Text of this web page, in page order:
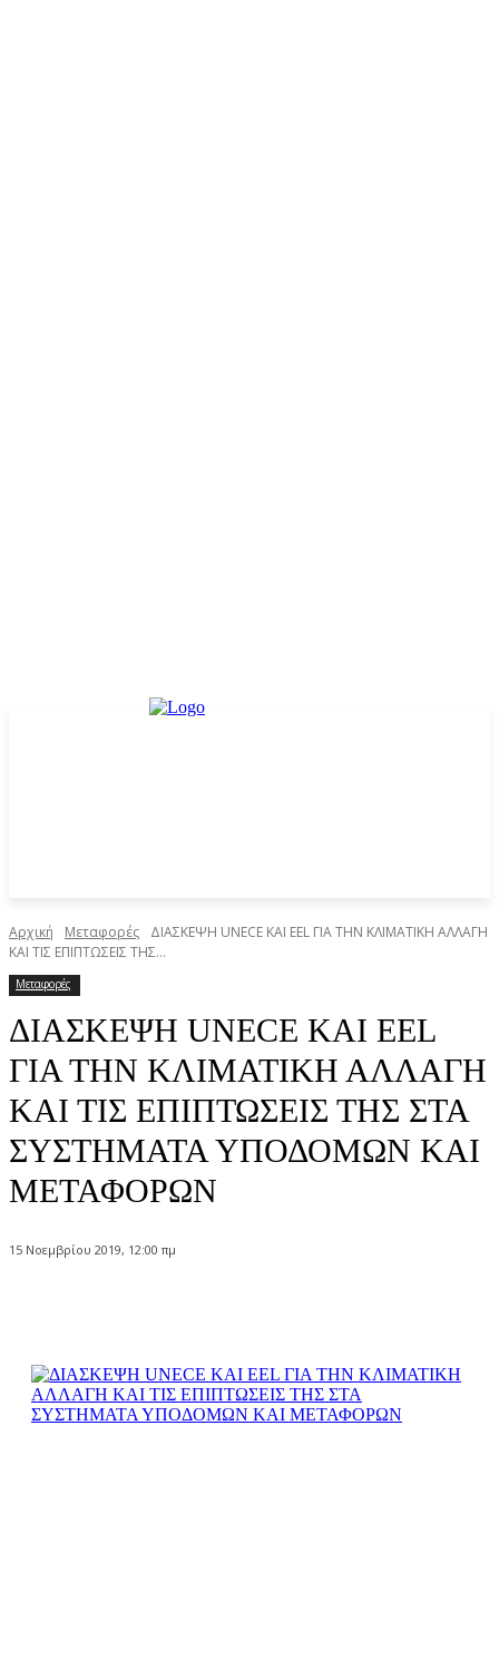
Αρχική Μεταφορές
ΔΙΑΣΚΕΨΗ UNECE ΚΑΙ EEL ΓΙΑ ΤΗΝ ΚΛΙΜΑΤΙΚΗ ΑΛΛΑΓΗ
ΚΑΙ ΤΙΣ ΕΠΙΠΤΩΣΕΙΣ ΤΗΣ...
Μεταφορές
ΔΙΑΣΚΕΨΗ UNECE ΚΑΙ EEL
ΓΙΑ ΤΗΝ ΚΛΙΜΑΤΙΚΗ ΑΛΛΑΓΗ
ΚΑΙ ΤΙΣ ΕΠΙΠΤΩΣΕΙΣ ΤΗΣ ΣΤΑ
ΣΥΣΤΗΜΑΤΑ ΥΠΟΔΟΜΩΝ ΚΑΙ
ΜΕΤΑΦΟΡΩΝ
15 Νοεμβρίου 2019, 12:00 πμ